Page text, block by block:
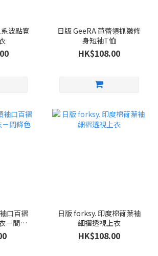
波點寬
日版 GeeRA 芭蕾領抓皺修
身短袖T恤
HK$108.00
口百褶
－間條
日版 forksy. 印度棉荷葉袖
細褶透視上衣
HK$108.00